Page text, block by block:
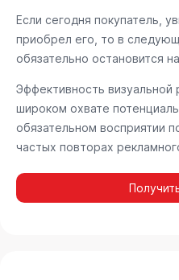
Если сегодня покупатель,
приобрел его, то в
обязательно остановится
Эффективность визуальной
широком охвате
обязательном восприятии
частых повторах